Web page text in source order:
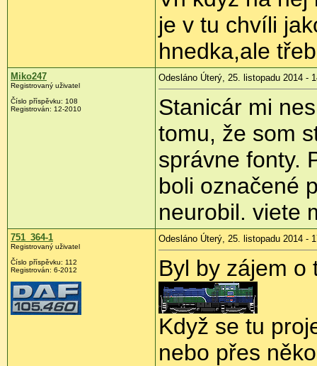
je v tu chvíli
hnedka,ale
Miko247
Registrovaný uživatel
Číslo příspěvku: 108
Registrován: 12-2010
Odesláno Úterý, 25. listopadu 2014 -
Stanicár mi
tomu, že som
správne fonty.
boli označené
neurobil. viete
751_364-1
Registrovaný uživatel
Číslo příspěvku: 112
Registrován: 6-2012
Odesláno Úterý, 25. listopadu 2014 -
Byl by zájem
Když se tu
nebo přes